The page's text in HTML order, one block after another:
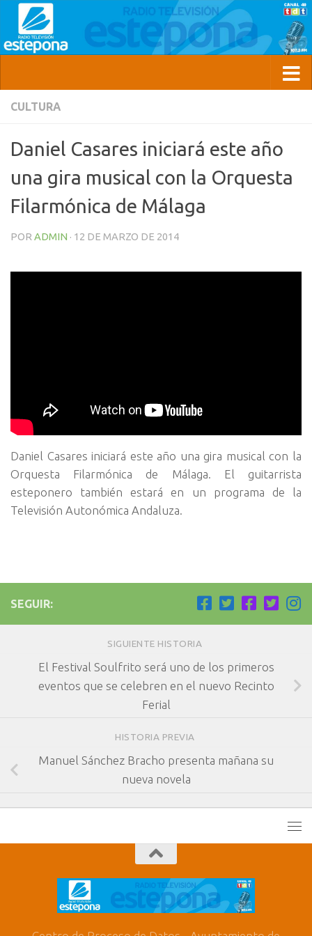
CULTURA
Daniel Casares iniciará este año
una gira musical con la Orquesta
Filarmónica de Málaga
POR ADMIN · 12 DE MARZO DE 2014
Daniel Casares iniciará este año una gira musical con la
Orquesta Filarmónica de Málaga. El guitarrista
esteponero también estará en un programa de la
Televisión Autonómica Andaluza.
SEGUIR:
SIGUIENTE HISTORIA
El Festival Soulfrito será uno de los primeros
eventos que se celebren en el nuevo Recinto
Ferial
HISTORIA PREVIA
Manuel Sánchez Bracho presenta mañana su
nueva novela